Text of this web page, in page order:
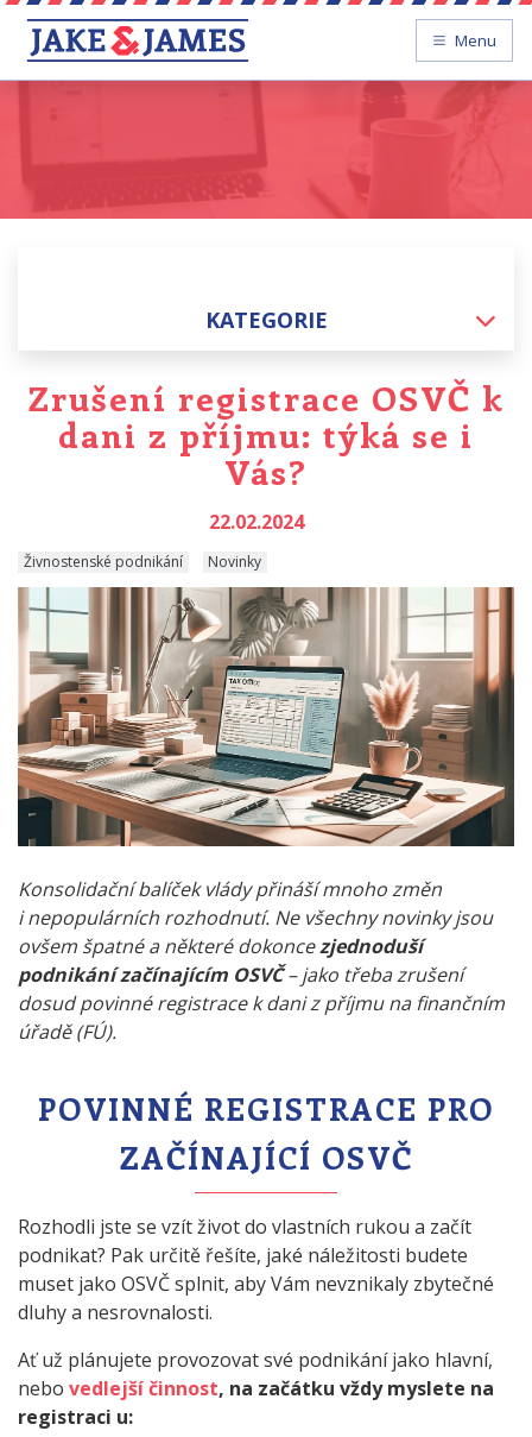
Menu
KATEGORIE
Zrušení registrace OSVČ k
dani z příjmu: týká se i
Vás?
22.02.2024
Živnostenské podnikání Novinky
Konsolidační balíček vlády přináší mnoho změn
i nepopulárních rozhodnutí. Ne všechny novinky jsou
ovšem špatné a některé dokoncezjednoduší
podnikání začínajícím OSVČ– jako třeba zrušení
dosud povinné registrace k dani z příjmu na finančním
úřadě (FÚ).
POVINNÉ REGISTRACE PRO
ZAČÍNAJÍCÍ OSVČ
Rozhodli jste se vzít život do vlastních rukou a začít
podnikat? Pak určitě řešíte, jaké náležitosti budete
muset jako OSVČ splnit, aby Vám nevznikaly zbytečné
dluhy a nesrovnalosti.
Ať už plánujete provozovat své podnikání jako hlavní,
nebo vedlejší činnost, na začátku vždy myslete na
registraci u: